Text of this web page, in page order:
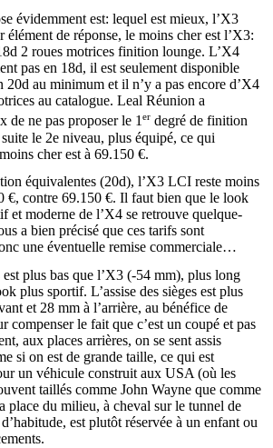
évidemment est: lequel est mieux, l’X3
de réponse, le moins cher est l’X3:
2 roues motrices finition lounge. L’X4
pas en 18d, il est seulement disponible
20d au minimum et il n’y a pas encore d’X4
au catalogue. Leal Réunion a
de ne pas proposer le 1er degré de finition
le 2e niveau, plus équipé, ce qui
cher est à 69.150 €.
équivalentes (20d), l’X3 LCI reste moins
€, contre 69.150 €. Il faut bien que le look
et moderne de l’X4 se retrouve quelque-
a bien précisé que ces tarifs sont
une éventuelle remise commerciale…
plus bas que l’X3 (-54 mm), plus long
plus sportif. L’assise des sièges est plus
et 28 mm à l’arrière, au bénéfice de
compenser le fait que c’est un coupé et pas
aux places arrières, on se sent assis
si on est de grande taille, ce qui est
un véhicule construit aux USA (où les
taillés comme John Wayne que comme
place du milieu, à cheval sur le tunnel de
est plutôt réservée à un enfant ou